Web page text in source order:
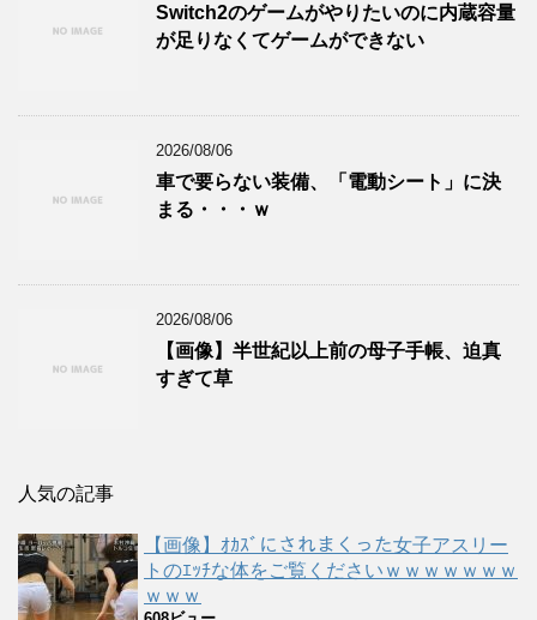
Switch2のゲームがやりたいのに内蔵容量
が足りなくてゲームができない
2026/08/06
車で要らない装備、「電動シート」に決
まる・・・ｗ
2026/08/06
【画像】半世紀以上前の母子手帳、迫真
すぎて草
人気の記事
【画像】ｵｶｽﾞにされまくった女子アスリー
トのｴｯﾁな体をご覧くださいｗｗｗｗｗｗｗ
ｗｗｗ